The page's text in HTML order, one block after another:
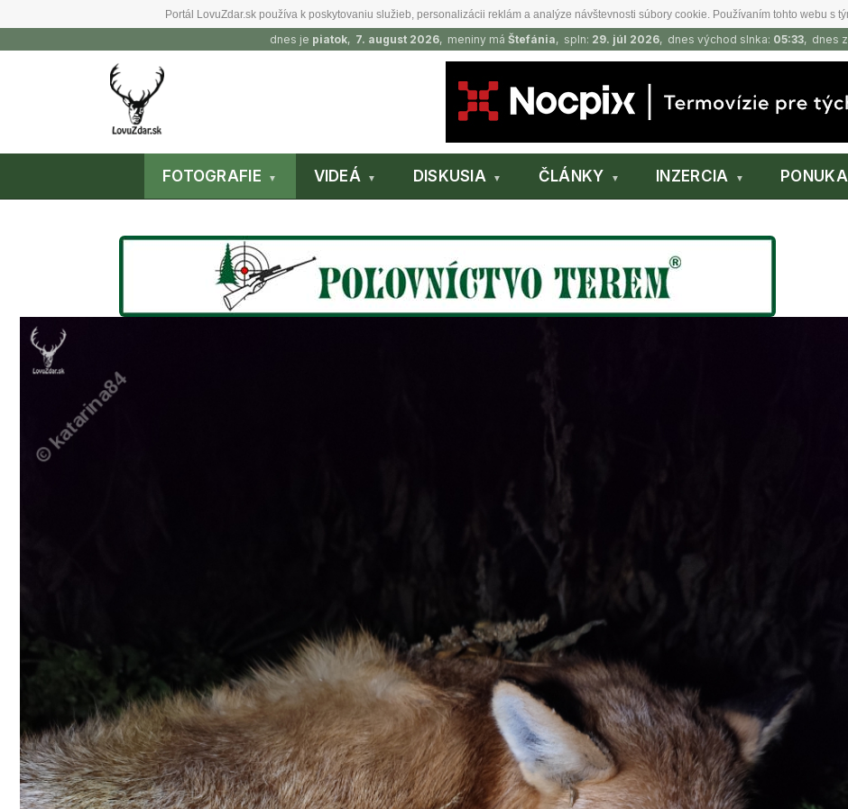
Portál LovuZdar.sk používa k poskytovaniu služieb, personalizácii reklám a analýze návštevnosti súbory cookie. Používaním tohto webu s
dnes je piatok, 7. august 2026, meniny má Štefánia, spln: 29. júl 2026, dnes východ slnka: 05:33, dnes
FOTOGRAFIE VIDEÁ DISKUSIA ČLÁNKY INZERCIA